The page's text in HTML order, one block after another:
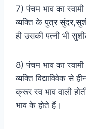
7) पंचम भाव का
व्यक्ति के पुत्र
ही उसकी पत्नी भी
8) पंचम भाव का
व्यक्ति विद्याविवेक से
क्रूर स्व भाव वाली
भाव के होते हैं।